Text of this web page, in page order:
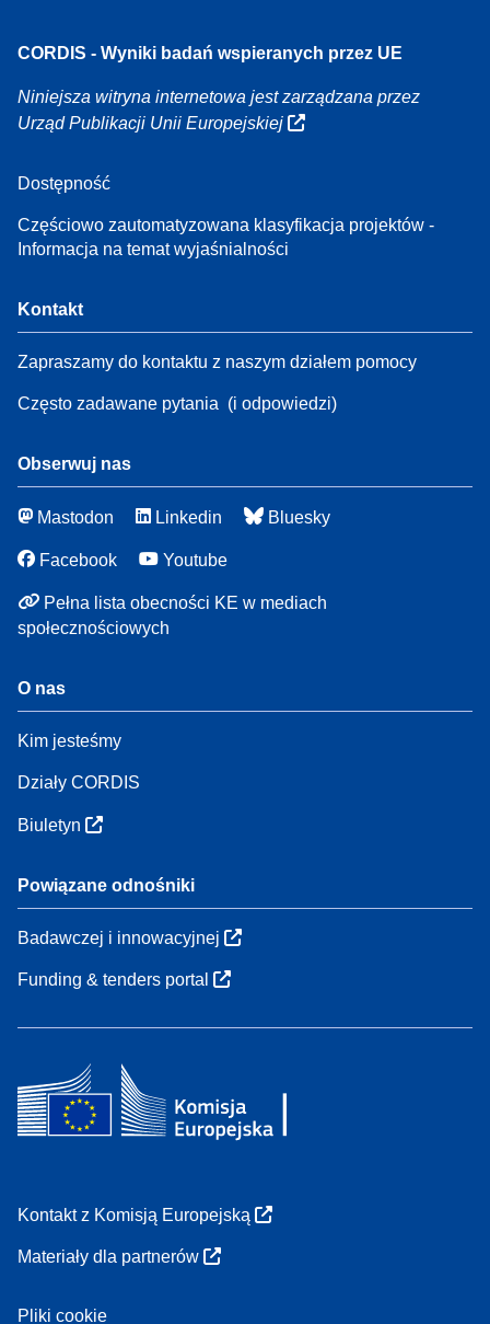
CORDIS - Wyniki badań wspieranych przez UE
Niniejsza witryna internetowa jest zarządzana przez
Urząd Publikacji Unii Europejskiej
Dostępność
Częściowo zautomatyzowana klasyfikacja projektów -
Informacja na temat wyjaśnialności
Kontakt
Zapraszamy do kontaktu z naszym działem pomocy
Często zadawane pytania (i odpowiedzi)
Obserwuj nas
Mastodon Linkedin Bluesky
Facebook Youtube
Pełna lista obecności KE w mediach
społecznościowych
O nas
Kim jesteśmy
Działy CORDIS
Biuletyn
Powiązane odnośniki
Badawczej i innowacyjnej
Funding & tenders portal
Kontakt z Komisją Europejską
Materiały dla partnerów
Pliki cookie